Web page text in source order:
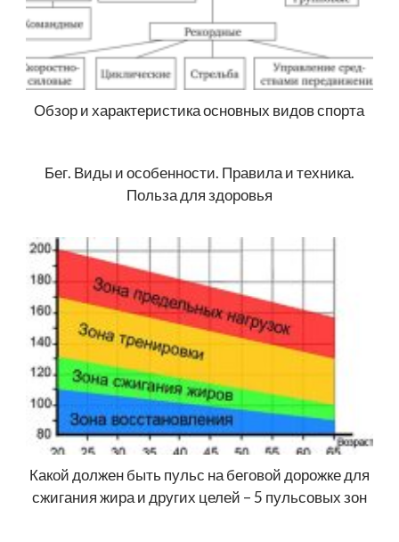
Обзор и характеристика основных видов спорта
Бег. Виды и особенности. Правила и техника.
Польза для здоровья
Какой должен быть пульс на беговой дорожке для
сжигания жира и других целей – 5 пульсовых зон